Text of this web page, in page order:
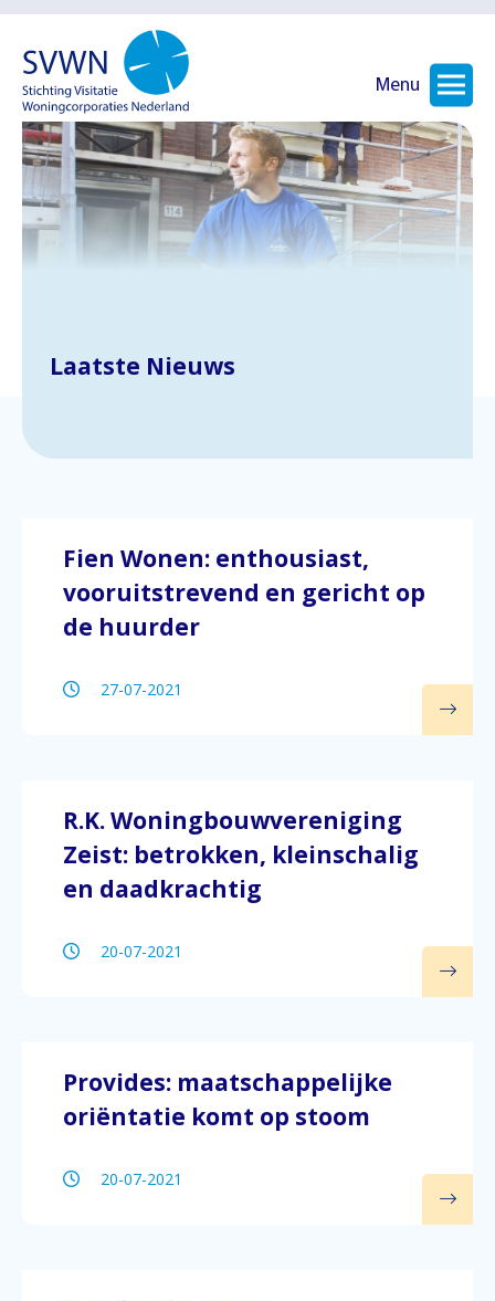
Menu
Laatste Nieuws
Fien Wonen: enthousiast,
vooruitstrevend en gericht op
de huurder
27-07-2021
R.K. Woningbouwvereniging
Zeist: betrokken, kleinschalig
en daadkrachtig
20-07-2021
Provides: maatschappelijke
oriëntatie komt op stoom
20-07-2021